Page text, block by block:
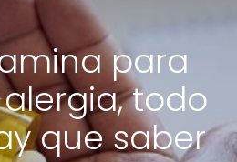
para
todo
que saber